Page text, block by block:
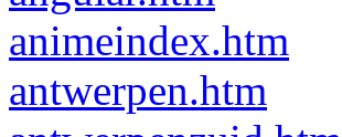
animeindex.htm
antwerpen.htm